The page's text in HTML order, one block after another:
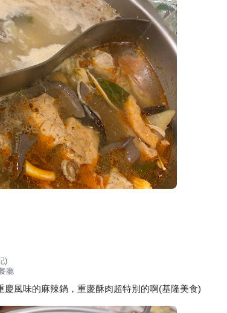
)
廳
慶風味的麻辣鍋，重慶酥肉超特別的啊(基隆美食)